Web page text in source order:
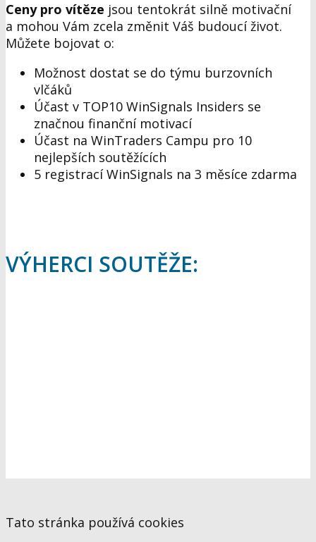
Ceny pro vítěze jsou tentokrát silně motivační
a mohou Vám zcela změnit Váš budoucí život.
Můžete bojovat o:
Možnost dostat se do týmu burzovních
vlčáků
Účast v TOP10 WinSignals Insiders se
značnou finanční motivací
Účast na WinTraders Campu pro 10
nejlepších soutěžících
5 registrací WinSignals na 3 měsíce zdarma
VÝHERCI SOUTĚŽE:
Tato stránka používá cookies